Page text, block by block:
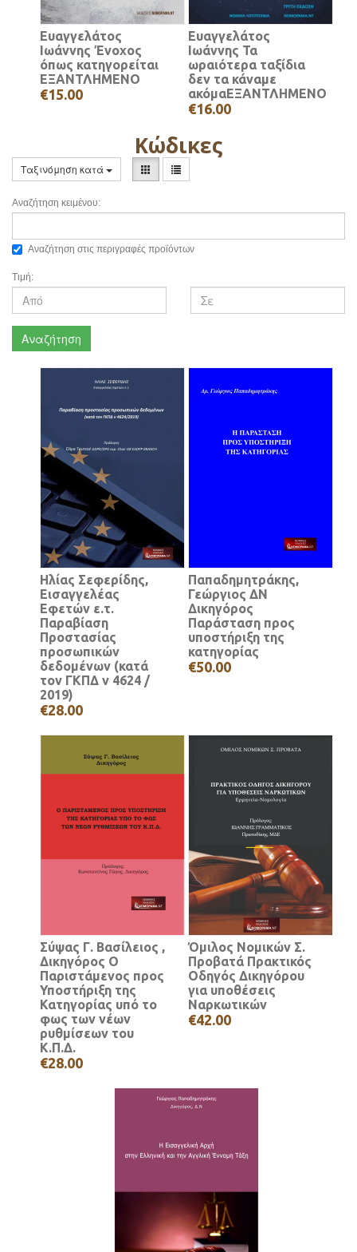
Ευαγγελάτος
Ιωάννης Ένοχος
όπως κατηγορείται
ΕΞΑΝΤΛΗΜΕΝΟ
€15.00
Ευαγγελάτος
Ιωάννης Τα
ωραιότερα ταξίδια
δεν τα κάναμε
ακόμαΕΞΑΝΤΛΗΜΕΝΟ
€16.00
Κώδικες
Ταξινόμηση κατά
Αναζήτηση κειμένου:
Αναζήτηση στις περιγραφές προϊόντων
Τιμή:
Αναζήτηση
Ηλίας Σεφερίδης,
Εισαγγελέας
Εφετών ε.τ.
Παραβίαση
Προστασίας
προσωπικών
δεδομένων (κατά
τον ΓΚΠΔ ν 4624 /
2019)
€28.00
Παπαδημητράκης,
Γεώργιος ΔΝ
Δικηγόρος
Παράσταση προς
υποστήριξη της
κατηγορίας
€50.00
Σύψας Γ. Βασίλειος ,
Δικηγόρος Ο
Παριστάμενος προς
Υποστήριξη της
Κατηγορίας υπό το
φως των νέων
ρυθμίσεων του
Κ.Π.Δ.
€28.00
Όμιλος Νομικών Σ.
Προβατά Πρακτικός
Οδηγός Δικηγόρου
για υποθέσεις
Ναρκωτικών
€42.00